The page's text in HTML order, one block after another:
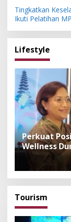
Tingkatkan
Ikuti Pelatihan
Lifestyle
Perkuat
Wellness
Exhibitor
Tourism